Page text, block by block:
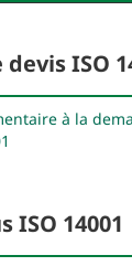
ISO
à la
ISO 14001